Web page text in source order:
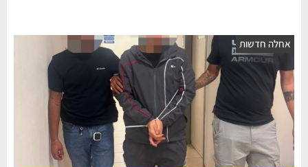
אחלה חדשות